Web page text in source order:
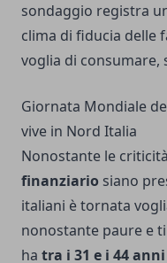
sondaggio registra
clima di fiducia delle
voglia di consumare,
Giornata Mondiale
vive in Nord Italia
Nonostante le
finanziario siano
italiani è tornata
nonostante paure e
ha tra i 31 e i 44 anni